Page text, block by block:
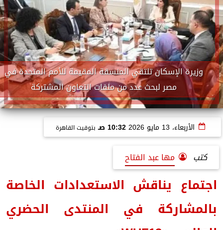
وزيرة الإسكان تلتقي المنسقة المقيمة للأمم المتحدة في
مصر لبحث عدد من ملفات التعاون المشتركة
الأربعاء، 13 مايو 2026 10:32 صـ بتوقيت القاهرة
كتب مها عبد الفتاح
اجتماع يناقش الاستعدادات الخاصة
بالمشاركة في المنتدى الحضري